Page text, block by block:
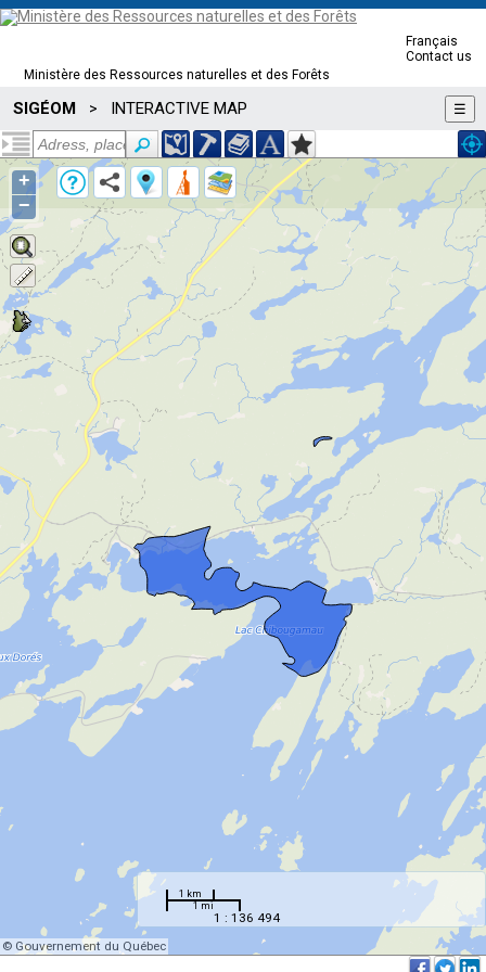
Ministère des Ressources naturelles et des Forêts
Français
Contact us
SIGÉOM > INTERACTIVE MAP ☰
1 km
1 mi
1 : 136 494
© Gouvernement du Québec
+
−